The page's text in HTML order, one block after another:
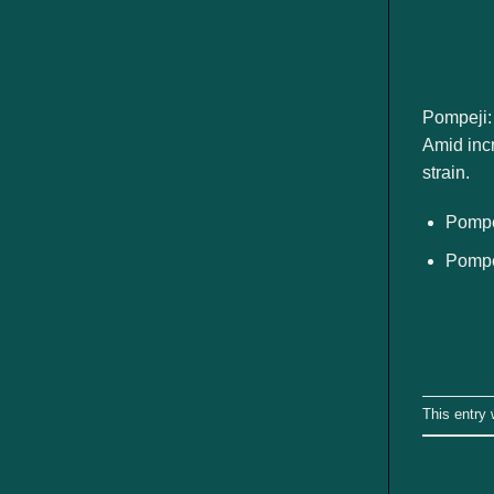
Amid
strain.
This entry